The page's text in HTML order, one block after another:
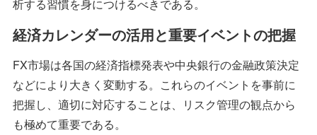
析する習慣を身につけるべきである。
経済カレンダーの活用と重要イベントの把握
FX市場は各国の経済指標発表や中央銀行の金融政策決定
などにより大きく変動する。これらのイベントを事前に
把握し、適切に対応することは、リスク管理の観点から
も極めて重要である。